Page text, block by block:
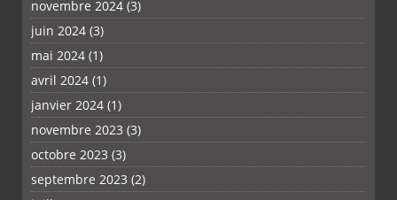
novembre 2024 (3)
juin 2024 (3)
mai 2024 (1)
avril 2024 (1)
janvier 2024 (1)
novembre 2023 (3)
octobre 2023 (3)
septembre 2023 (2)